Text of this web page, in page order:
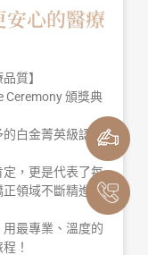
心的醫療
質】
Ceremony 頒獎典
白金菁英級認證
，更是代表了每
領域不斷精進的
最專業、溫度的
！